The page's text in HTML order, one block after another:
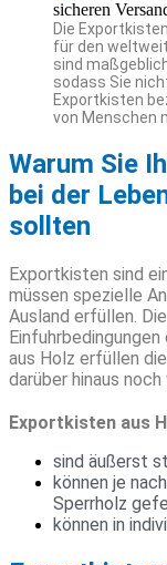
Die
für den
sind
sodass Sie
Exportkisten
von Menschen
Warum Sie
bei der
sollten
Exportkisten sind
müssen spezielle
Ausland erfüllen.
aus Holz erfüllen
darüber hinaus
Exportkisten aus
sind äußerst
können je
Sperrholz
können in